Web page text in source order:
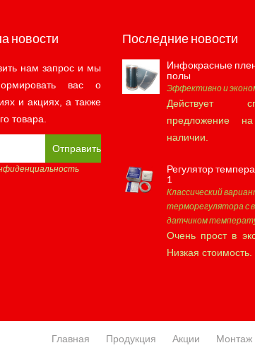
новости
нам запрос и мы
вас о
и акциях, а также
товара.
Отправить
Последние новости
Инфокрасные
полы
Эффективно и
Действует
предложение
наличии.
Регулятор
1
Классический
терморегулятора с
датчиком
Очень прост в
Низкая стоимость.
Главная Продукция Акции Монтаж